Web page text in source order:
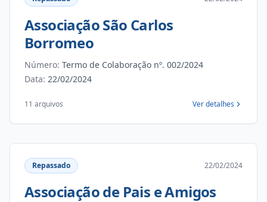
Associação São Carlos
Borromeo
Número: Termo de Colaboração nº. 002/2024
Data: 22/02/2024
11 arquivos Ver detalhes
Repassado 22/02/2024
Associação de Pais e Amigos